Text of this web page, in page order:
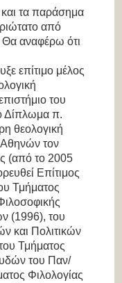
και τα παράσημα
από
Θα αναφέρω ότι
επίτιμο μέλος
του
Δίπλωμα π.
θεολογική
Αθηνών τον
(από το 2005
Επίτιμος
Τμήματος
(1996), του
και Πολιτικών
Τμήματος
του Παν/
Φιλολογίας